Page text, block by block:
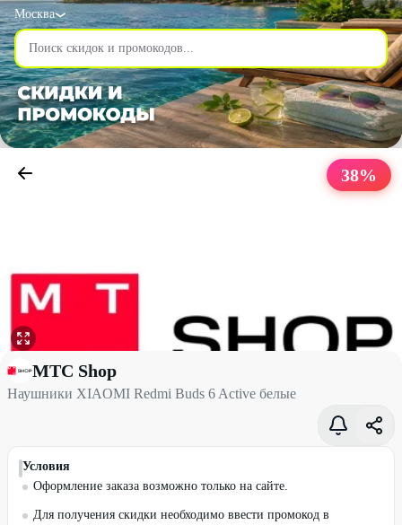
Москва
38%
Наушники XIAOMI Redmi Buds 6 Active белые со скидкой
МТС Shop
Наушники XIAOMI Redmi Buds 6 Active белые
Условия
Оформление заказа возможно только на сайте.
Для получения скидки необходимо ввести промокод в